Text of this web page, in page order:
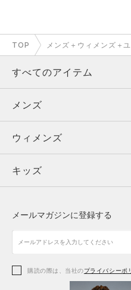
TOP メンズ＋ウィメンズ＋
すべてのアイテム
メンズ
ウィメンズ
キッズ
アクセサリー
メンズ
トップス
ボトムス
アクセサリー
ウィメンズ
トップス
シューズ
アクセサリー
キッズ
シューズ
メールマガジンに登録する
購読の際は、当社のプライバシーポ